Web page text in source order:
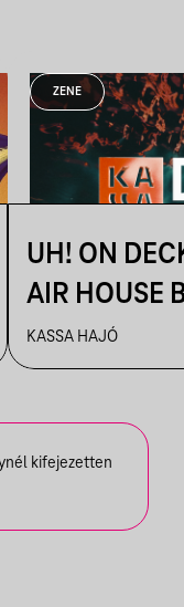
ZENE
UH! ON
AIR HOUSE
SESSIONS
KASSA HAJÓ
kifejezetten